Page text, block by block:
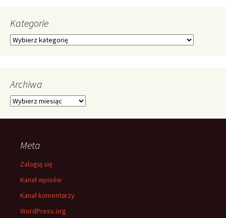
Kategorie
Kategorie
Archiwa
Archiwa
Meta
Zaloguj się
Kanał wpisów
Kanał komentarzy
WordPress.org